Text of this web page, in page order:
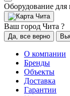
Оборудование
Чита
Ваш город Чита ?
Да, все верно
О компании
Бренды
Объекты
Доставка
Гарантии